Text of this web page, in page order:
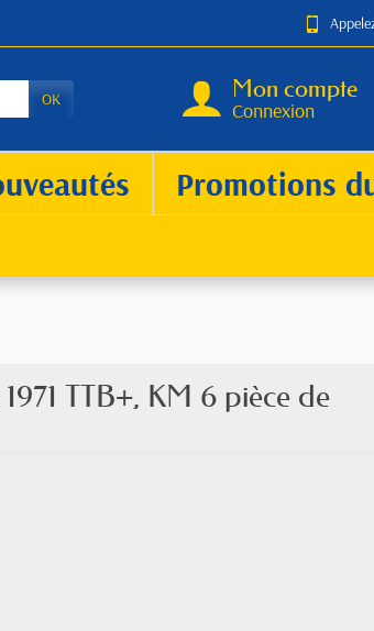
OK Mon compte
Connexion
Promotions
TTB+, KM 6 pièce de